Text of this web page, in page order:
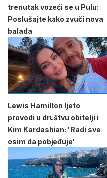
trenutak vozeći se u Pulu:
Poslušajte kako zvuči nova
balada
Lewis Hamilton ljeto
provodi u društvu obitelji i
Kim Kardashian: 'Radi sve
osim da pobjeđuje'